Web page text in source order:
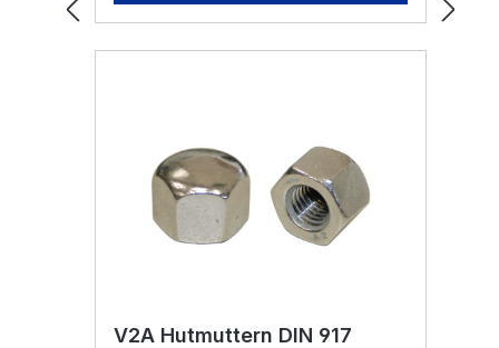
V2A Hutmuttern DIN 917